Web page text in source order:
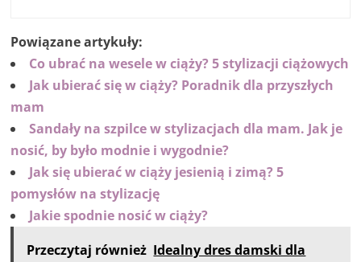
Powiązane artykuły:
Co ubrać na wesele w ciąży? 5 stylizacji ciążowych
Jak ubierać się w ciąży? Poradnik dla przyszłych
mam
Sandały na szpilce w stylizacjach dla mam. Jak je
nosić, by było modnie i wygodnie?
Jak się ubierać w ciąży jesienią i zimą? 5
pomysłów na stylizację
Jakie spodnie nosić w ciąży?
Przeczytaj również Idealny dres damski dla